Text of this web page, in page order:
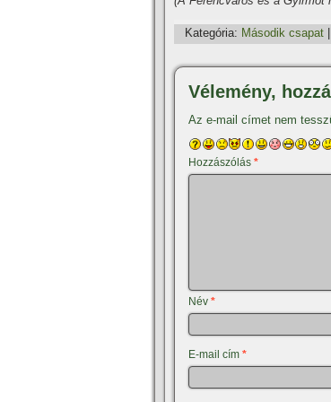
Kategória: Második csapat
Vélemény,
Az e-mail címet nem
Hozzászólás *
Név *
E-mail cím *